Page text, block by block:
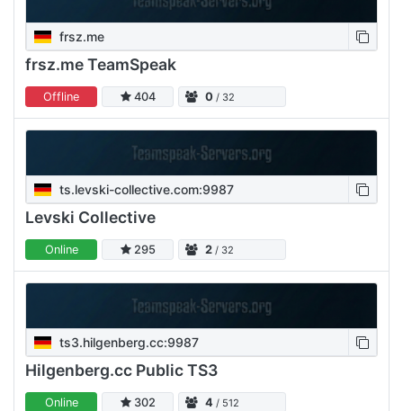
frsz.me
frsz.me TeamSpeak
Offline 404 0 / 32
ts.levski-collective.com:9987
Levski Collective
Online 295 2 / 32
ts3.hilgenberg.cc:9987
Hilgenberg.cc Public TS3
Online 302 4 / 512